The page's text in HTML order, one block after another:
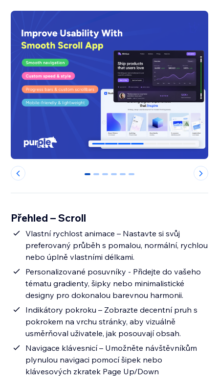
0 1 2 3 4 5
Přehled – Scroll
Vlastní rychlost animace – Nastavte si svůj
preferovaný průběh s pomalou, normální, rychlou
nebo úplně vlastními délkami.
Personalizované posuvníky - Přidejte do vašeho
tématu gradienty, šipky nebo minimalistické
designy pro dokonalou barevnou harmonii.
Indikátory pokroku – Zobrazte decentní pruh s
pokrokem na vrchu stránky, aby vizuálně
usměrňoval uživatele, jak posouvají obsah.
Navigace klávesnicí – Umožněte návštěvníkům
plynulou navigaci pomocí šipek nebo
klávesových zkratek Page Up/Down